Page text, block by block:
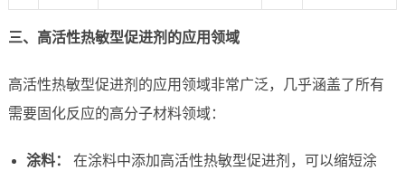
三、高活性热敏型促进剂的应用领域
高活性热敏型促进剂的应用领域非常广泛，几乎涵盖了所有
需要固化反应的高分子材料领域：
涂料：
在涂料中添加高活性热敏型促进剂，可以缩短涂